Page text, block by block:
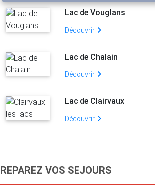
Lac de Vouglans
Découvrir
Lac de Chalain
Découvrir
Lac de Clairvaux
Découvrir
VOS SEJOURS